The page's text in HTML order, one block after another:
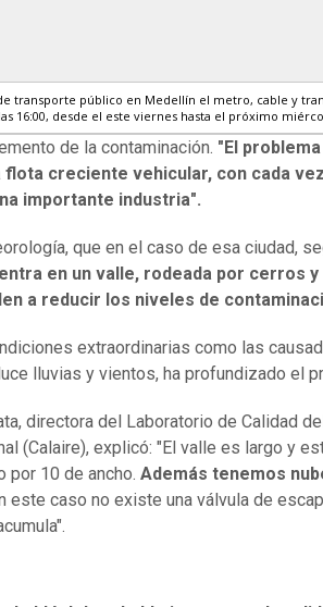
transporte público en Medellín el metro, cable y
16:00, desde el este viernes hasta el próximo
de la contaminación. "El
flota creciente vehicular, con cada
importante industria".
que en el caso de esa ciudad,
en un valle, rodeada por cerros y
a reducir los niveles de
extraordinarias como las
lluvias y vientos, ha profundizado el
directora del Laboratorio de Calidad
(Calaire), explicó: "El valle es largo y
por 10 de ancho. Además tenemos
este caso no existe una válvula de